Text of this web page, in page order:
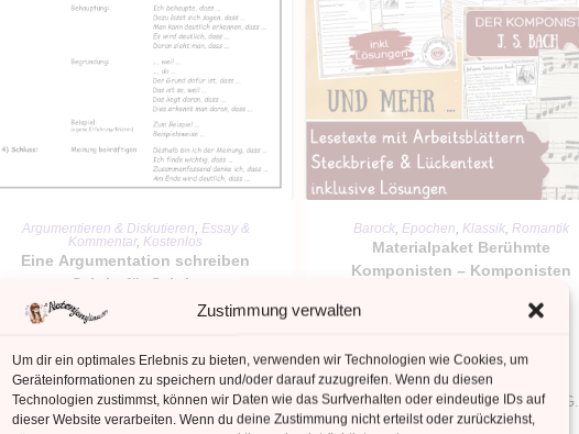
Zustimmung verwalten
Um dir ein optimales Erlebnis zu bieten, verwenden wir Technologien wie Cookies, um
Geräteinformationen zu speichern und/oder darauf zuzugreifen. Wenn du diesen
Technologien zustimmst, können wir Daten wie das Surfverhalten oder eindeutige IDs auf
dieser Website verarbeiten. Wenn du deine Zustimmung nicht erteilst oder zurückziehst,
IN DEN WARENKORB
Argumentieren & Diskutieren, Essay &
Kommentar,Kostenlos
Eine Argumentation schreiben
Schritt für Schritt
Kein Mehrwertsteuerausweis, da
Kleinunternehmer nach §19 (1) UStG.
IN DEN WARENKORB
Barock,Epochen,Klassik,Romantik
Materialpaket Berühmte
Komponisten – Komponisten
11,69 €
Kein Mehrwertsteuerausweis, da
Kleinunternehmer nach §19 (1) UStG.